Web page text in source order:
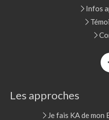
Infos
Les approches
Je fais KA de